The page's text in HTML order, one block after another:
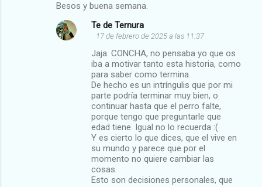
Besos y buena semana.
Te de Ternura
17 de febrero de 2025 a las 11:37
Jaja. CONCHA, no pensaba yo que os
iba a motivar tanto esta historia, como
para saber como termina.
De hecho es un intríngulis que por mi
parte podría terminar muy bien, o
continuar hasta que el perro falte,
porque tengo que preguntarle que
edad tiene. Igual no lo recuerda :(
Y es cierto lo que dices, que el vive en
su mundo y parece que por el
momento no quiere cambiar las
cosas.
Esto son decisiones personales, que